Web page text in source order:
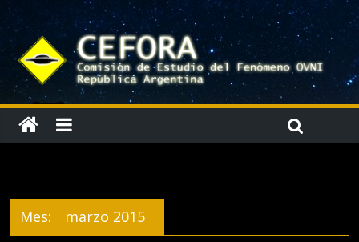
Mes: marzo 2015